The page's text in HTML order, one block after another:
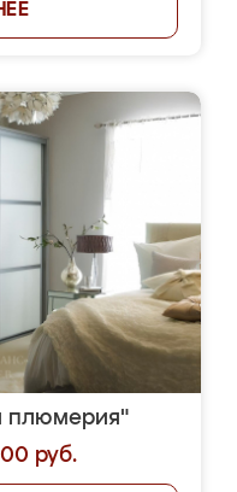
плюмерия"
руб.